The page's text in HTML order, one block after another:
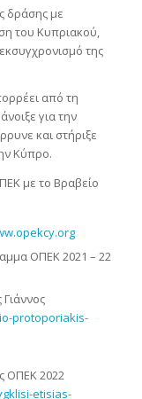
δράσης με
του Κυπριακού,
της
από τη
για την
και στήριξε
Κύπρο.
με το Βραβείο
ΟΠΕΚ 2021 – 22
protoporiakis-
ΟΠΕΚ 2022
etisias-